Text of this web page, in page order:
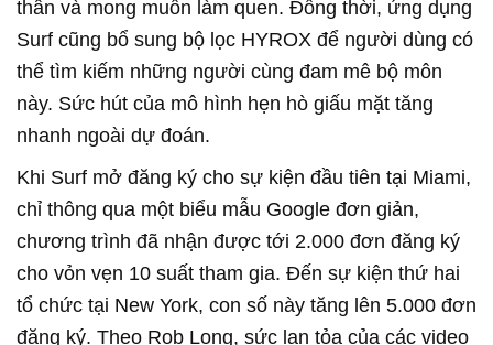
thân và mong muốn làm quen. Đồng thời, ứng dụng
Surf cũng bổ sung bộ lọc HYROX để người dùng có
thể tìm kiếm những người cùng đam mê bộ môn
này. Sức hút của mô hình hẹn hò giấu mặt tăng
nhanh ngoài dự đoán.
Khi Surf mở đăng ký cho sự kiện đầu tiên tại Miami,
chỉ thông qua một biểu mẫu Google đơn giản,
chương trình đã nhận được tới 2.000 đơn đăng ký
cho vỏn vẹn 10 suất tham gia. Đến sự kiện thứ hai
tổ chức tại New York, con số này tăng lên 5.000 đơn
đăng ký. Theo Rob Long, sức lan tỏa của các video